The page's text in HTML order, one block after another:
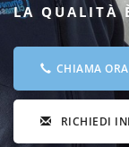
LA QUALITÀ
CHIAMA ORA
RICHIEDI